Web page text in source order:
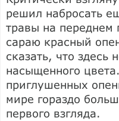
решил набросать
травы на переднем
сараю красный
сказать, что здесь
насыщенного
приглушенных
мире гораздо
первого взгляда.